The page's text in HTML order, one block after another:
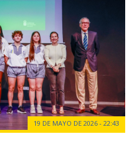
19 DE MAYO DE 2026 - 22:43